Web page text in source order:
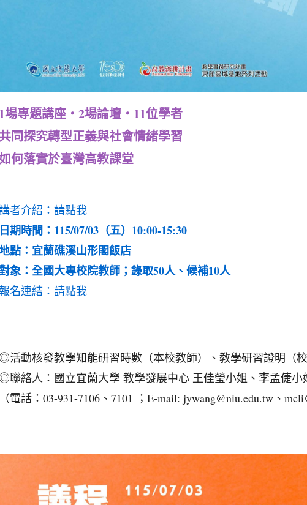
1場專題講座・2場論壇・11位學者
共同探究轉型正義與社會情緒學習
何落實於臺灣高教課堂
者介紹： 請點我
日期時間：115/07/03（五）10:00-15:30
點：宜蘭礁溪山形閣飯店
象：全國大專校院教師；錄取50人、候補10人
名連結： 請點我
◎活動核發教學知能研習時數（本校教師）、教學研習證明（校
◎聯絡人：國立宜蘭大學 教學發展中心 王佳瑩小姐、李孟倢小
（電話：03-931-7106、7101 ；E-mail: jywang@niu.edu.tw、